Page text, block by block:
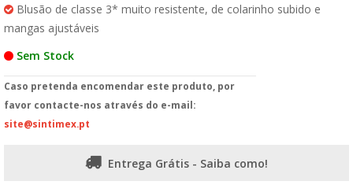
Blusão de classe 3* muito resistente, de colarinho subido e
mangas ajustáveis
Sem Stock
Caso pretenda encomendar este produto, por
favor contacte-nos através do e-mail:
site@sintimex.pt
Entrega Grátis - Saiba como!